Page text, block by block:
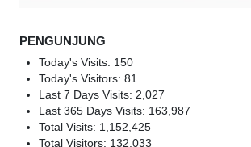
PENGUNJUNG
Today's Visits: 150
Today's Visitors: 81
Last 7 Days Visits: 2,027
Last 365 Days Visits: 163,987
Total Visits: 1,152,425
Total Visitors: 132,033